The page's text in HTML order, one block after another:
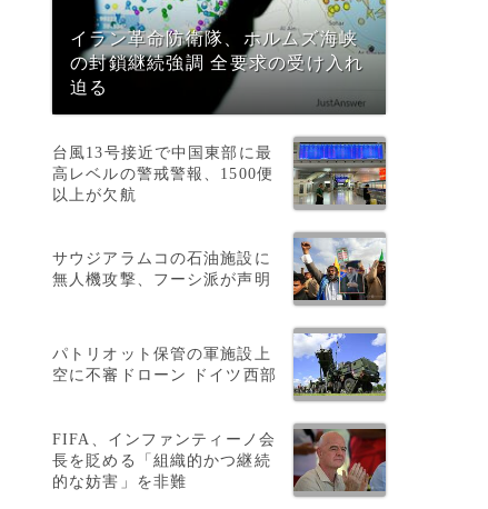
イラン革命防衛隊、ホルムズ海峡
の封鎖継続強調 全要求の受け入れ
迫る
台風13号接近で中国東部に最
高レベルの警戒警報、1500便
以上が欠航
サウジアラムコの石油施設に
無人機攻撃、フーシ派が声明
パトリオット保管の軍施設上
空に不審ドローン ドイツ西部
FIFA、インファンティーノ会
長を貶める「組織的かつ継続
的な妨害」を非難